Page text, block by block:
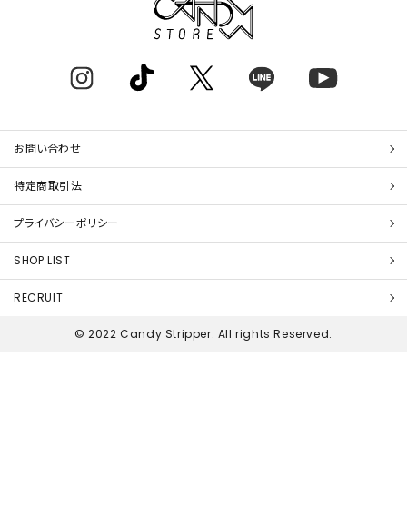
お問い合わせ
特定商取引法
プライバシーポリシー
SHOP LIST
RECRUIT
© 2022 Candy Stripper. All rights Reserved.